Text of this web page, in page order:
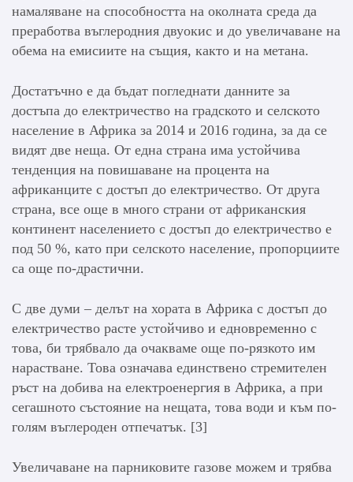
намаляване на способността на околната среда да
преработва въглеродния двуокис и до увеличаване на
обема на емисиите на същия, както и на метана.
Достатъчно е да бъдат погледнати данните за
достъпа до електричество на градското и селското
население в Африка за 2014 и 2016 година, за да се
видят две неща. От една страна има устойчива
тенденция на повишаване на процента на
африканците с достъп до електричество. От друга
страна, все още в много страни от африканския
континент населението с достъп до електричество е
под 50 %, като при селското население, пропорциите
са още по-драстични.
С две думи – делът на хората в Африка с достъп до
електричество расте устойчиво и едновременно с
това, би трябвало да очакваме още по-рязкото им
нарастване. Това означава единствено стремителен
ръст на добива на електроенергия в Африка, а при
сегашното състояние на нещата, това води и към по-
голям въглероден отпечатък. [3]
Увеличаване на парниковите газове можем и трябва